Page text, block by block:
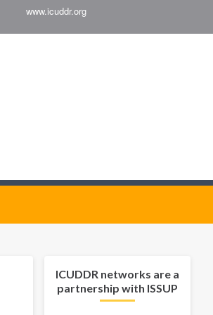
www.icuddr.org
ICUDDR networks are a
partnership with ISSUP